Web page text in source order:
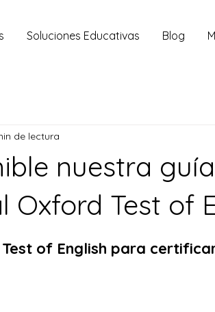
Soluciones Educativas Blog
nuestra guía
Test of
de lectura
of English para